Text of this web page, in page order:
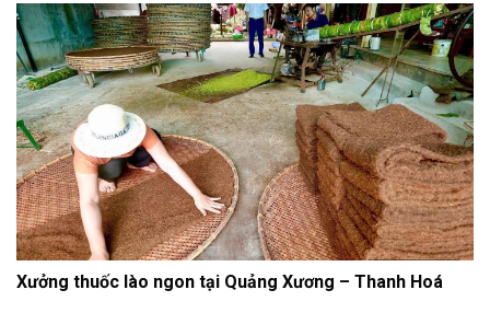
Xưởng thuốc lào ngon tại Quảng Xương – Thanh Hoá